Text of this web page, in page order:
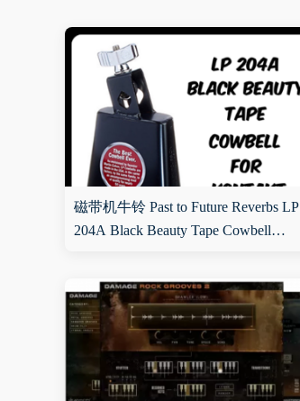
磁带机牛铃 Past to Future Reverbs LP
204A Black Beauty Tape Cowbell